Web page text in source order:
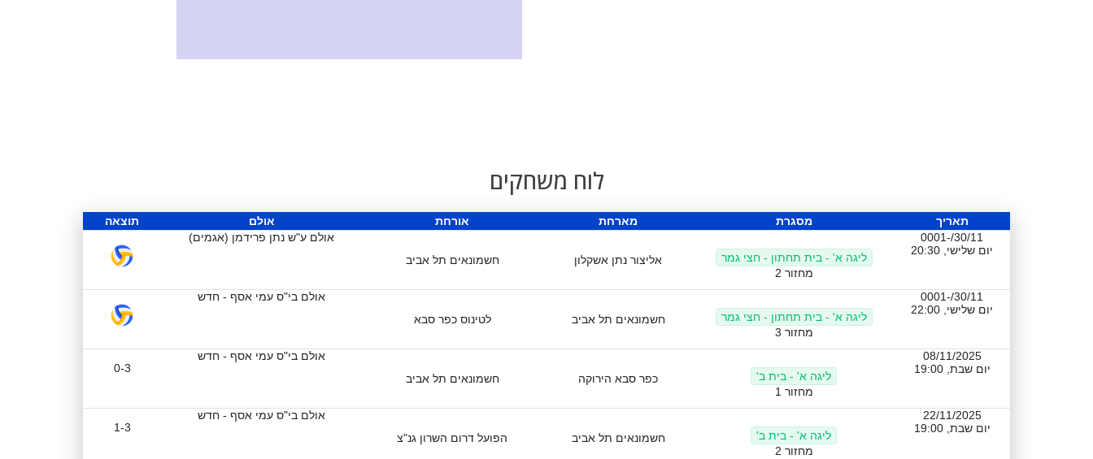
לוח משחקים
תאריך מסגרת מארחת אורחת אולם
תוצאה
30/11/-0001
יום שלישי, 20:30
ליגה א' - בית תחתון - חצי גמר
מחזור 2
אליצור נתן אשקלון חשמונאים תל אביב
אולם ע"ש נתן פרידמן (אגמים)
30/11/-0001
יום שלישי, 22:00
ליגה א' - בית תחתון - חצי גמר
מחזור 3
חשמונאים תל אביב לטינוס כפר סבא
אולם בי"ס עמי אסף - חדש
08/11/2025
יום שבת, 19:00
ליגה א' - בית ב'
מחזור 1
כפר סבא הירוקה חשמונאים תל אביב
אולם בי"ס עמי אסף - חדש
0-3
22/11/2025
יום שבת, 19:00
ליגה א' - בית ב'
מחזור 2
חשמונאים תל אביב הפועל דרום השרון גנ"צ
אולם בי"ס עמי אסף - חדש
1-3